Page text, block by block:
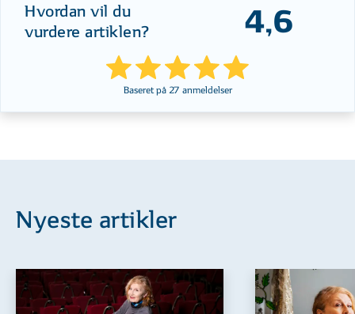
Hvordan vil du
vurdere artiklen?
4,6
Baseret på 27 anmeldelser
Nyeste artikler